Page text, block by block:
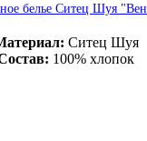
белье Ситец Шуя
Ситец Шуя
100% хлопок